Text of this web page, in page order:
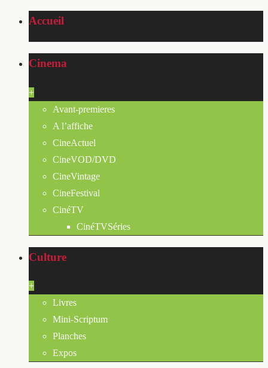
Accueil
Cinema
+
Avant-premieres
A l’affiche
CineActuel
CineVOD/DVD
CineVintage
CineFestival
CinéTV
CinéTVSéries
Culture
+
Livres
Mini-Scriptum
Planches
Expos